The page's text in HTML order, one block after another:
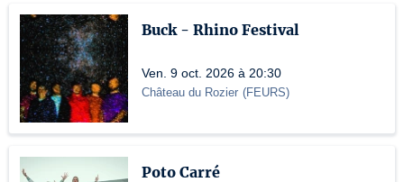
Buck - Rhino Festival
Ven. 9 oct. 2026 à 20:30
Château du Rozier (FEURS)
Poto Carré